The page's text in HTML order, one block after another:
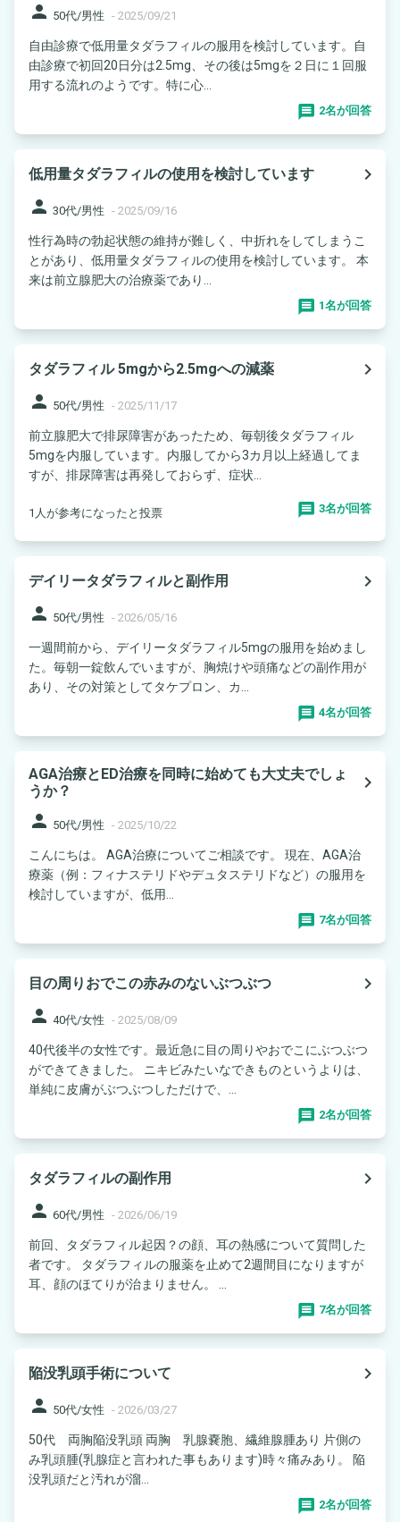
person 50代/男性 - 2025/09/21
自由診療で低用量タダラフィルの服用を検討しています。自
由診療で初回20日分は2.5mg、その後は5mgを２日に１回服
用する流れのようです。特に心...
2名が回答
低用量タダラフィルの使用を検討しています
navigate_next
person 30代/男性 - 2025/09/16
性行為時の勃起状態の維持が難しく、中折れをしてしまうこ
とがあり、低用量タダラフィルの使用を検討しています。 本
来は前立腺肥大の治療薬であり...
1名が回答
タダラフィル 5mgから2.5mgへの減薬
navigate_next
person 50代/男性 - 2025/11/17
前立腺肥大で排尿障害があったため、毎朝後タダラフィル
5mgを内服しています。内服してから3カ月以上経過してま
すが、排尿障害は再発しておらず、症状...
1人が参考になったと投票 3名が回答
デイリータダラフィルと副作用
navigate_next
person 50代/男性 - 2026/05/16
一週間前から、デイリータダラフィル5mgの服用を始めまし
た。毎朝一錠飲んでいますが、胸焼けや頭痛などの副作用が
あり、その対策としてタケプロン、カ...
4名が回答
AGA治療とED治療を同時に始めても大丈夫でしょ
うか？
navigate_next
person 50代/男性 - 2025/10/22
こんにちは。 AGA治療についてご相談です。 現在、AGA治
療薬（例：フィナステリドやデュタステリドなど）の服用を
検討していますが、低用...
7名が回答
目の周りおでこの赤みのないぶつぶつ
navigate_next
person 40代/女性 - 2025/08/09
40代後半の女性です。最近急に目の周りやおでこにぶつぶつ
ができてきました。 ニキビみたいなできものというよりは、
単純に皮膚がぶつぶつしただけで、...
2名が回答
タダラフィルの副作用
navigate_next
person 60代/男性 - 2026/06/19
前回、タダラフィル起因？の顔、耳の熱感について質問した
者です。 タダラフィルの服薬を止めて2週間目になりますが
耳、顔のほてりが治まりません。 ...
7名が回答
陥没乳頭手術について
navigate_next
person 50代/女性 - 2026/03/27
50代 両胸陥没乳頭 両胸 乳腺嚢胞、繊維腺腫あり 片側の
み乳頭腫(乳腺症と言われた事もあります)時々痛みあり。 陥
没乳頭だと汚れが溜...
2名が回答